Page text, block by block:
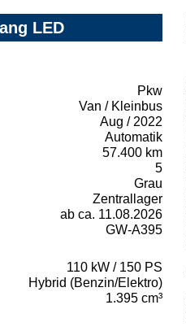
LED
Pkw
Van / Kleinbus
Aug / 2022
Automatik
57.400 km
5
Grau
Zentrallager
ab ca. 11.08.2026
GW-A395
110 kW / 150 PS
Hybrid (Benzin/Elektro)
1.395 cm³